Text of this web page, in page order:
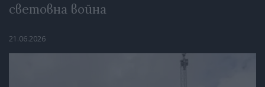
световна война
21.06.2026